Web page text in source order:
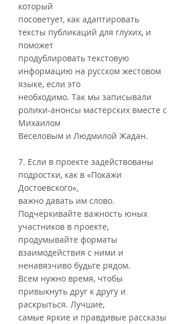
который
посоветует, как адаптировать
тексты публикаций для глухих, и
поможет
продублировать текстовую
информацию на русском жестовом
языке, если это
необходимо. Так мы записывали
ролики-анонсы мастерских вместе с
Михаилом
Веселовым и Людмилой Жадан.
7. Если в проекте задействованы
подростки, как в «Покажи
Достоевского»,
важно давать им слово.
Подчеркивайте важность юных
участников в проекте,
продумывайте форматы
взаимодействия с ними и
ненавязчиво будьте рядом.
Всем нужно время, чтобы
привыкнуть друг к другу и
раскрыться. Лучшие,
самые яркие и правдивые рассказы